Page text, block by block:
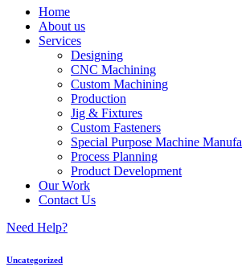
Home
About us
Services
Designing
CNC Machining
Custom Machining
Production
Jig & Fixtures
Custom Fasteners
Special Purpose Machine
Process Planning
Product Development
Our Work
Contact Us
Need Help?
Uncategorized